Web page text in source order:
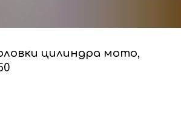
цилиндра мото,